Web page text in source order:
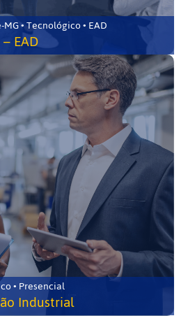
• Tecnológico • EAD
EAD
• Presencial
Industrial